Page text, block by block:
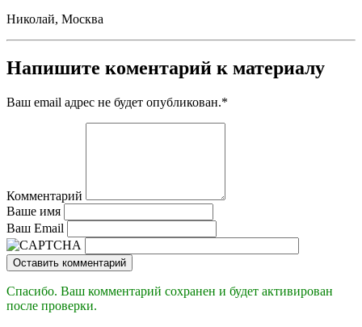
Николай, Москва
Напишите коментарий к материалу
Ваш email адрес не будет опубликован.*
Комментарий
Ваше имя
Ваш Email
Оставить комментарий
Спасибо. Ваш комментарий сохранен и будет активирован
после проверки.